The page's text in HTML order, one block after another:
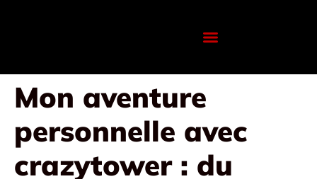
Mon aventure
personnelle avec
crazytower : du